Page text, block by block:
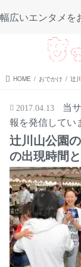
幅広いエンタメを
HOME おでかけ 辻
2017.04.13
当
報を発信してい
辻川山公園
の出現時間